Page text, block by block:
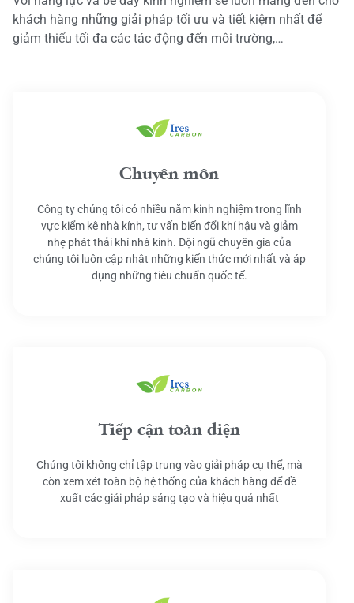
khách hàng những giải pháp tối ưu và tiết kiệm nhất để
giảm thiểu tối đa các tác động đến môi trường,…
Chuyên môn
Công ty chúng tôi có nhiều năm kinh nghiệm trong lĩnh
vực kiểm kê nhà kính, tư vấn biến đổi khí hậu và giảm
nhẹ phát thải khí nhà kính. Đội ngũ chuyên gia của
chúng tôi luôn cập nhật những kiến thức mới nhất và áp
dụng những tiêu chuẩn quốc tế.
Tiếp cận toàn diện
Chúng tôi không chỉ tập trung vào giải pháp cụ thể, mà
còn xem xét toàn bộ hệ thống của khách hàng để đề
xuất các giải pháp sáng tạo và hiệu quả nhất